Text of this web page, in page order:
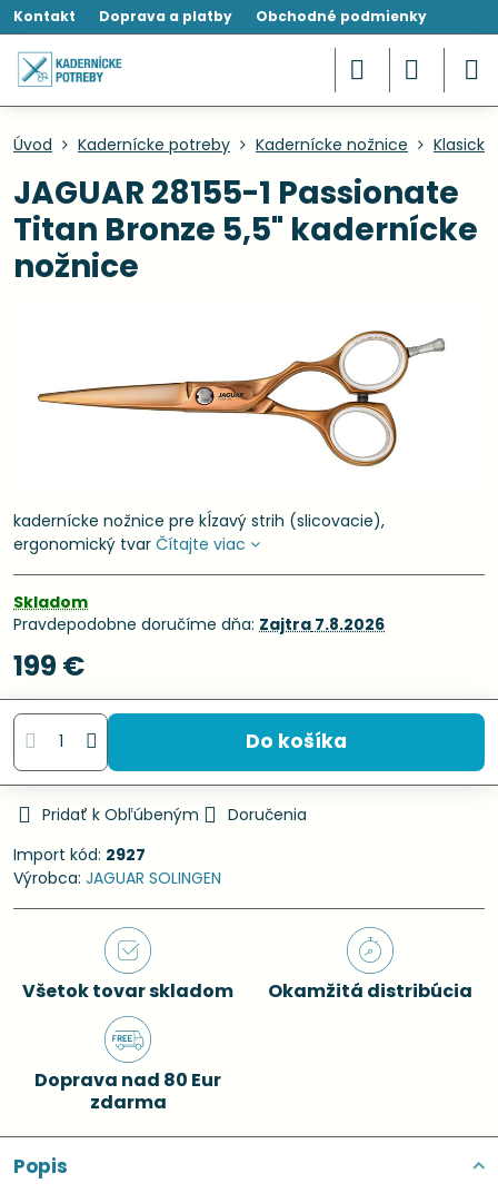
Kontakt Doprava a platby Obchodné podmienky
Úvod Kadernícke potreby Kadernícke nožnice
JAGUAR 28155-1 Passionate
Titan Bronze 5,5" kadernícke
nožnice
kadernícke nožnice pre kĺzavý strih (slicovacie),
ergonomický tvar Čítajte viac
Skladom
Pravdepodobne doručíme dňa: Zajtra 7.8.2026
199 €
Do košíka
Pridať k Obľúbeným
Doručenia
Import kód: 2927
Výrobca: JAGUAR SOLINGEN
Všetok tovar skladom Okamžitá distribúcia
Doprava nad 80 Eur
zdarma
Popis